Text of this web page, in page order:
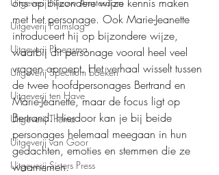
Uitgeverij Palmslag
Uitgeverij Ploegsma
Uitgeverij Spectrum boeken
Uitgeverij ten Have
Uitgeverij Thema
Uitgeverij van Goor
Uitgeverij Sisters Press
met het personage. Ook Marie-Jeanette
introduceert hij op bijzondere wijze,
waarbij dit personage vooral heel veel
vragen oproept. Het verhaal wisselt tussen
de twee hoofdpersonages Bertrand en
Marie-Jeanette, maar de focus ligt op
Bertrand. Hierdoor kan je bij beide
personages helemaal meegaan in hun
gedachten, emoties en stemmen die ze
waarnemen.